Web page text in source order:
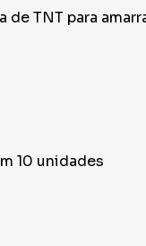
de TNT para
10 unidades